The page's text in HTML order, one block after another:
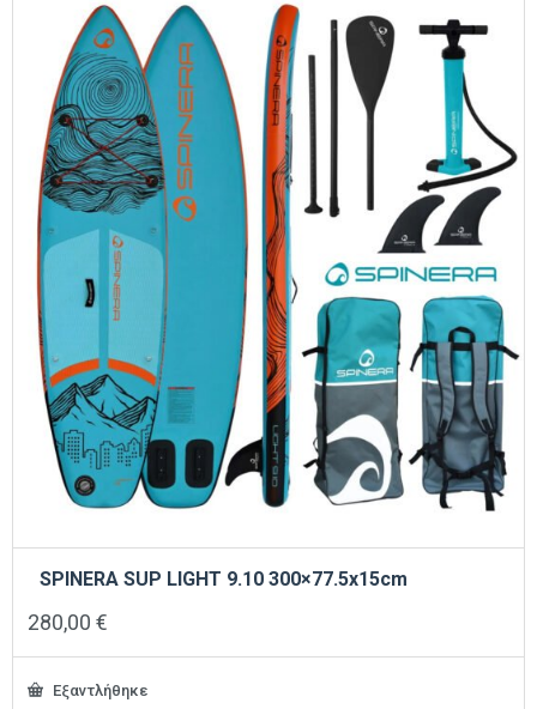
SPINERA SUP LIGHT 9.10 300×77.5x15cm
280,00 €
Εξαντλήθηκε